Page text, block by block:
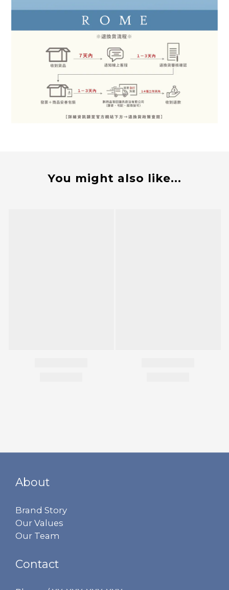
You might also like...
About
Brand Story
Our Values
Our Team
Contact